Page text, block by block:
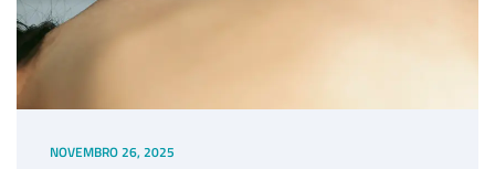
NOVEMBRO 26, 2025